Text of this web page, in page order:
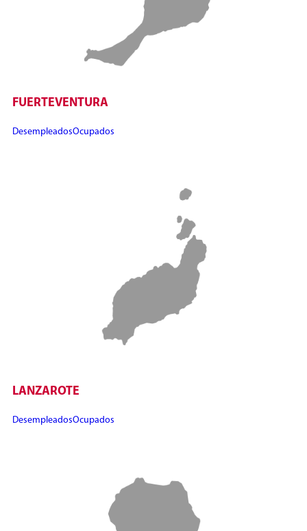
FUERTEVENTURA
DesempleadosOcupados
LANZAROTE
DesempleadosOcupados